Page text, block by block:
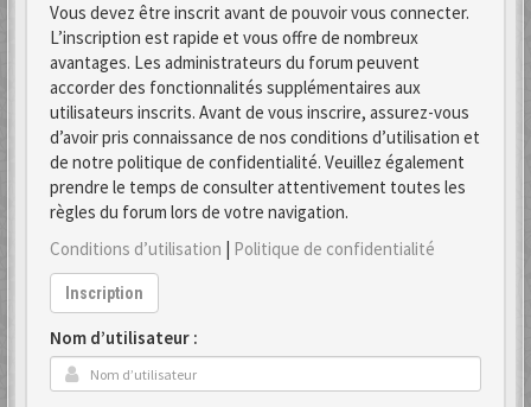
Vous devez être inscrit avant de pouvoir vous connecter.
L’inscription est rapide et vous offre de nombreux
avantages. Les administrateurs du forum peuvent
accorder des fonctionnalités supplémentaires aux
utilisateurs inscrits. Avant de vous inscrire, assurez-vous
d’avoir pris connaissance de nos conditions d’utilisation et
de notre politique de confidentialité. Veuillez également
prendre le temps de consulter attentivement toutes les
règles du forum lors de votre navigation.
Conditions d’utilisation | Politique de confidentialité
Inscription
Nom d’utilisateur :